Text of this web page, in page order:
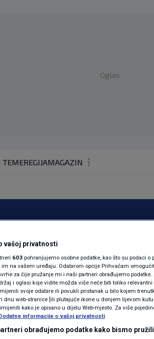
Oglas
TEMEREGIJAMAGAZIN
KOLUMNE
N1(DIS)INFO
FOTO
VIDEO
u nevremenu
Zagreb:
ali..."
3 komentara
vašoj privatnosti
603 pohranjujemo osobne podatke, kao što su podaci
na vašem uređaju. Odabirom opcije Prihvaćam
za čije pružanje mi i naši partneri obrađujemo
i oglasi koje vidite možda više neće biti toliko
svoje odabire ili povukli pristanak u bilo kojem
dnu web-stranice [ili plutajuće ikone u donjem lijevom
kako je opisano u dijelu Web-mjesto. Za više
informacije o vašoj privatnosti
obrađujemo podatke kako bismo